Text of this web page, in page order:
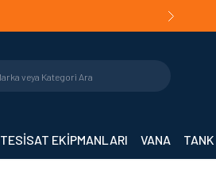
Orijinal
TESİSAT EKİPMANLARI VANA